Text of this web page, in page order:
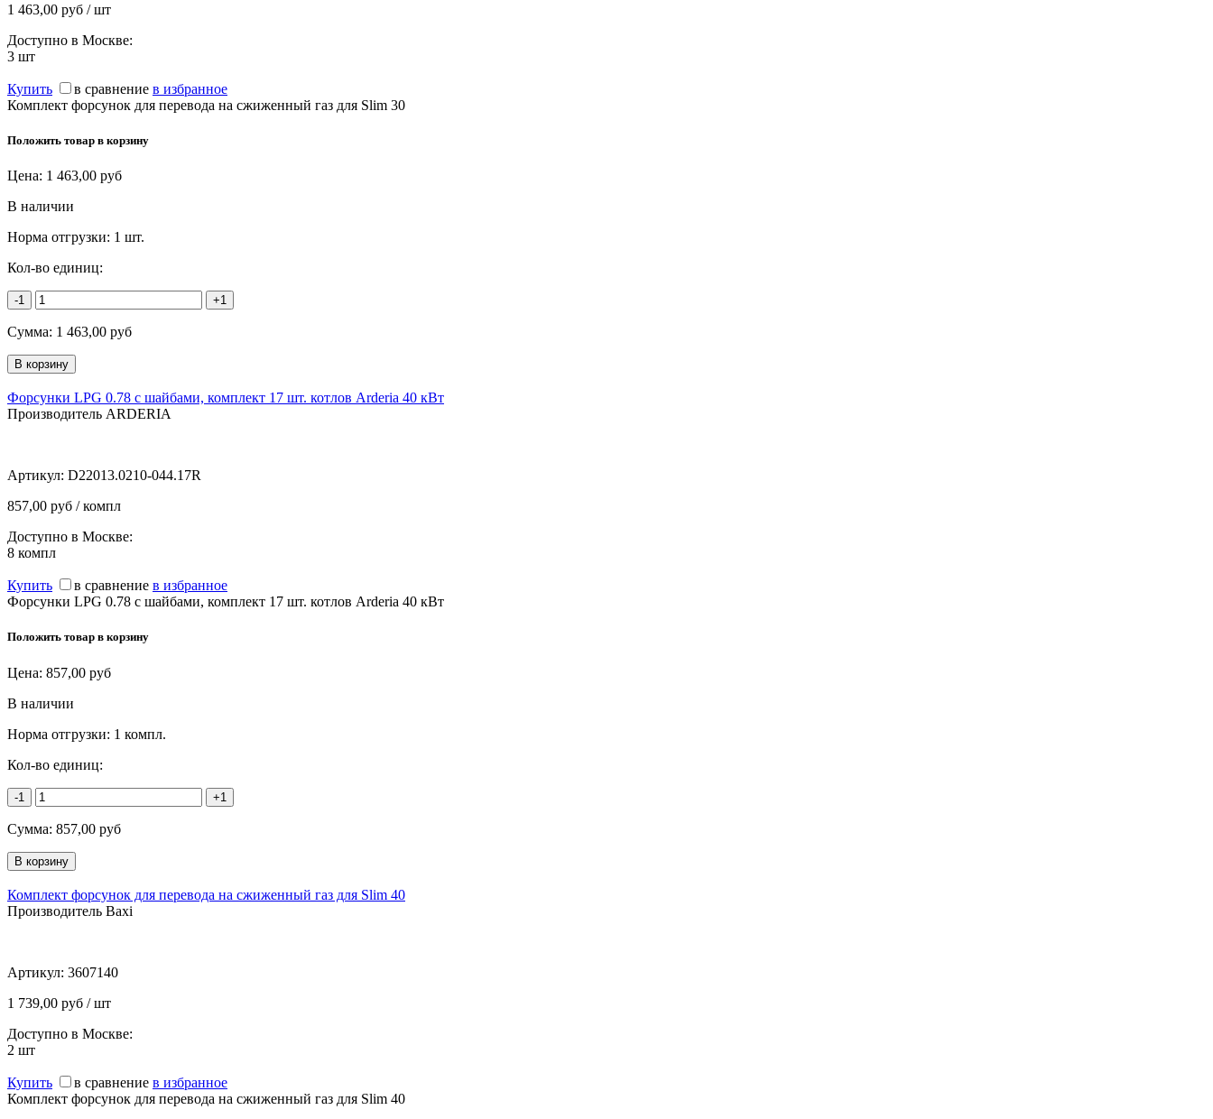
1 463,00 руб / шт
Доступно в Москве:
3 шт
Купить в сравнение в избранное
Комплект форсунок для перевода на сжиженный газ для Slim 30
Положить товар в корзину
Цена: 1 463,00 руб
В наличии
Норма отгрузки: 1 шт.
Кол-во единиц:
-1 +1
Сумма: 1 463,00 руб
Форсунки LPG 0.78 с шайбами, комплект 17 шт. котлов Arderia 40 кВт
Производитель ARDERIA
Артикул: D22013.0210-044.17R
857,00 руб / компл
Доступно в Москве:
8 компл
Купить в сравнение в избранное
Форсунки LPG 0.78 с шайбами, комплект 17 шт. котлов Arderia 40 кВт
Положить товар в корзину
Цена: 857,00 руб
В наличии
Норма отгрузки: 1 компл.
Кол-во единиц:
-1 +1
Сумма: 857,00 руб
Комплект форсунок для перевода на сжиженный газ для Slim 40
Производитель Baxi
Артикул: 3607140
1 739,00 руб / шт
Доступно в Москве:
2 шт
Купить в сравнение в избранное
Комплект форсунок для перевода на сжиженный газ для Slim 40